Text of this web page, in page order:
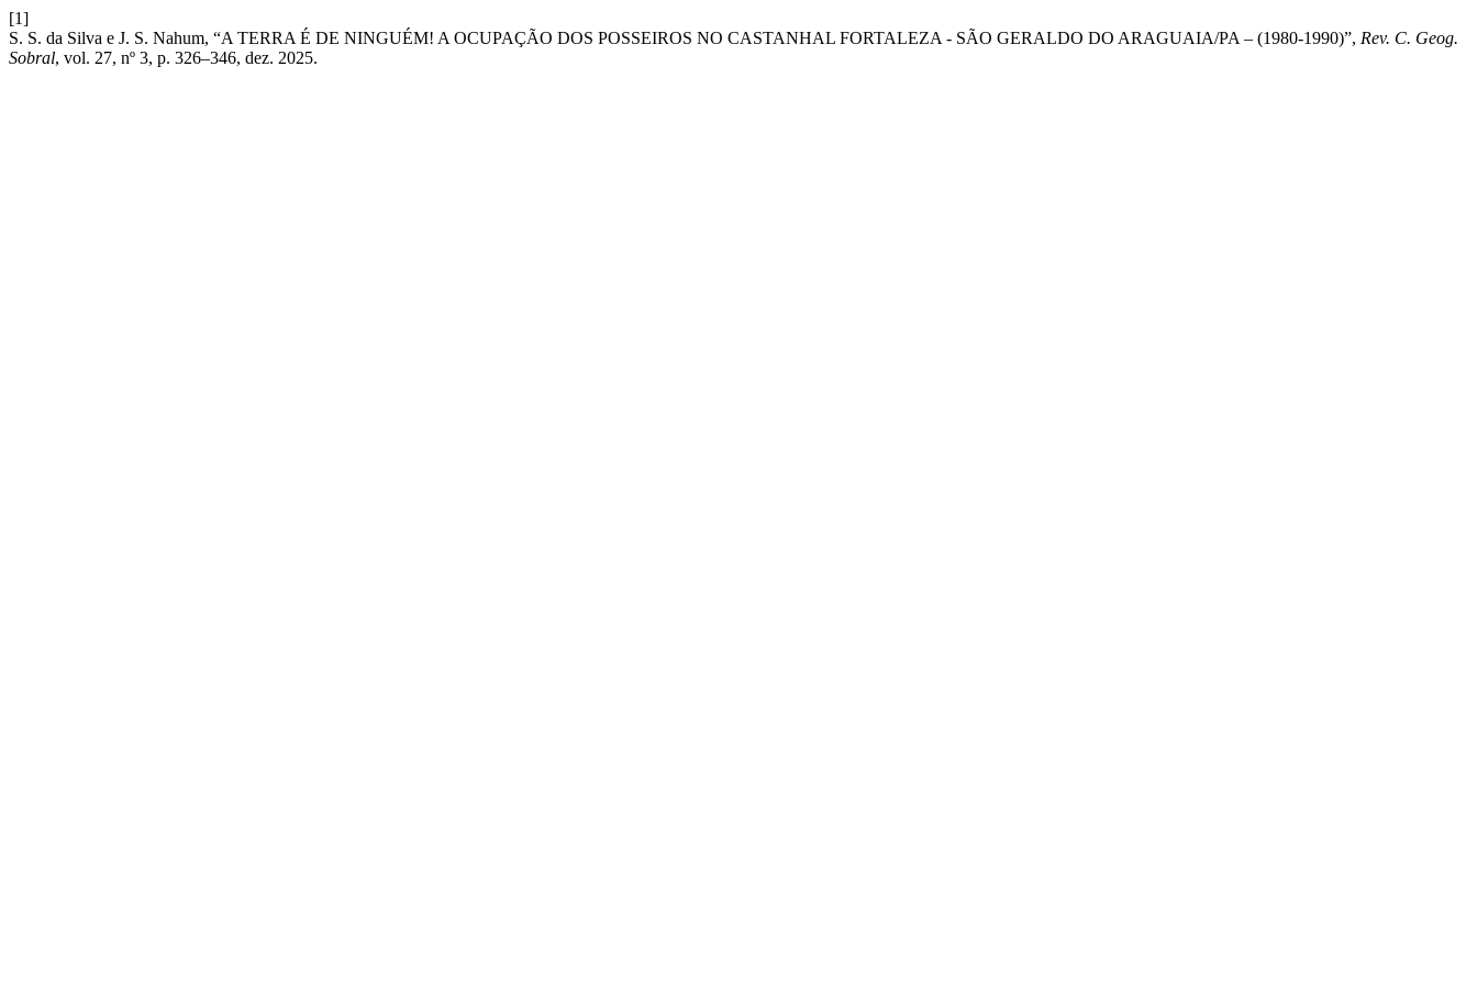
[1]
S. S. da Silva e J. S. Nahum, “A TERRA É DE NINGUÉM! A OCUPAÇÃO DOS POSSEIROS NO CASTANHAL FORTALEZA - SÃO GERALDO DO ARAGUAIA/PA – (1980-1990)”, Rev. C. Geog.
Sobral, vol. 27, nº 3, p. 326–346, dez. 2025.